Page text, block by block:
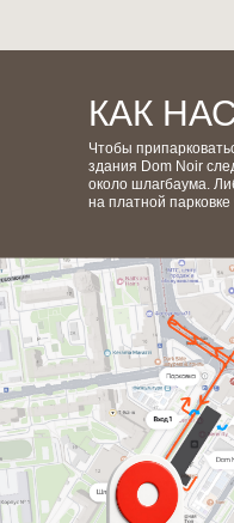
КАК
Чтобы
здания Dom Noir
около шлагбаума.
на платной